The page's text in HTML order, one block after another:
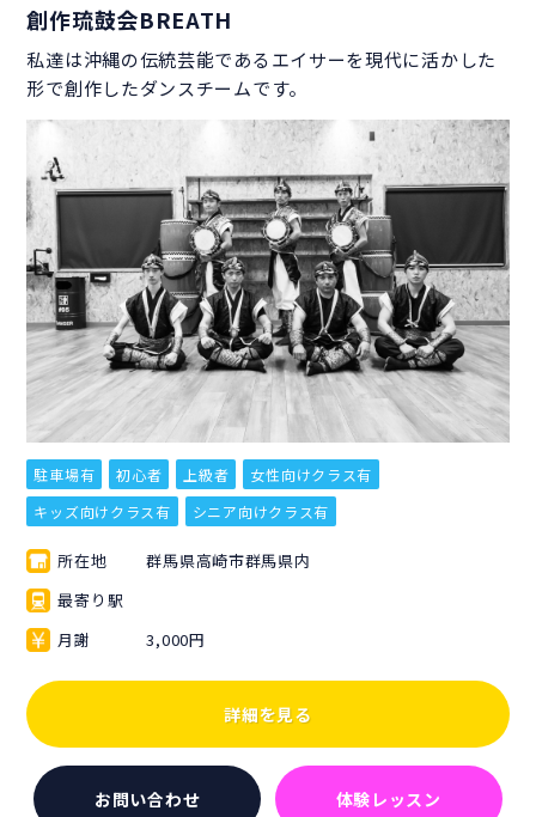
創作琉鼓会BREATH
私達は沖縄の伝統芸能であるエイサーを現代に活かした
形で創作したダンスチームです。
駐車場有 初心者 上級者
女性向けクラス有
キッズ向けクラス有
シニア向けクラス有
所在地
群馬県高崎市群馬県内
最寄り駅
月謝
3,000円
詳細を見る
お問い合わせ 体験レッスン